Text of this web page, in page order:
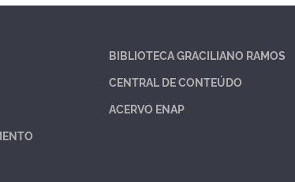
BIBLIOTECA GRACILIANO RAMOS
CENTRAL DE CONTEÚDO
ACERVO ENAP